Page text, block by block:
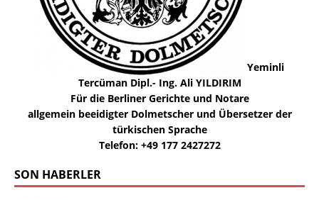
Yeminli
Tercüman Dipl.- Ing. Ali YILDIRIM
Für die Berliner Gerichte und Notare
allgemein beeidigter Dolmetscher und Übersetzer der
türkischen Sprache
Telefon: +49 177 2427272
SON HABERLER